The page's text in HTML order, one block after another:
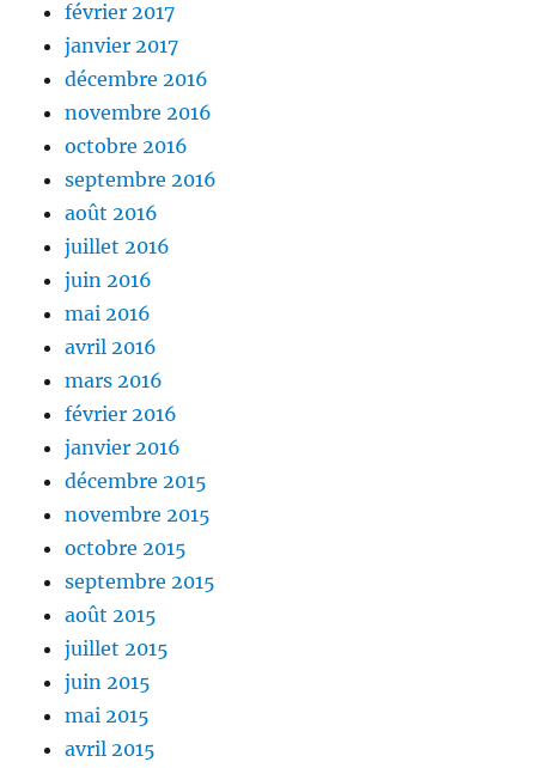
février 2017
janvier 2017
décembre 2016
novembre 2016
octobre 2016
septembre 2016
août 2016
juillet 2016
juin 2016
mai 2016
avril 2016
mars 2016
février 2016
janvier 2016
décembre 2015
novembre 2015
octobre 2015
septembre 2015
août 2015
juillet 2015
juin 2015
mai 2015
avril 2015